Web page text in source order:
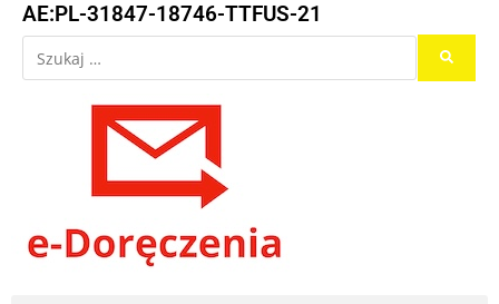
AE:PL-31847-18746-TTFUS-21